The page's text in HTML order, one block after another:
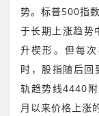
势。标普500指
于长期上涨趋势
升楔形。但每
时，股指随后回
轨趋势线4440
月以来价格上涨